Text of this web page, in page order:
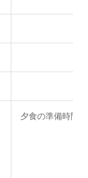
夕食の準備時間